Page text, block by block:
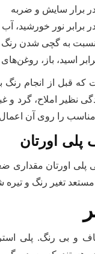
در برار سایش و ضربه
برابر نور خورشید،
نسبت به گچی شدن رنگ
اسید، باز،
که قبل از انجام رنگ
نظیر املاح، گرد و
را روی آن اعمال
اورتان
پلی اورتان مقداری
مستعد تغیر رنگ و
و بی رنگ. پلی